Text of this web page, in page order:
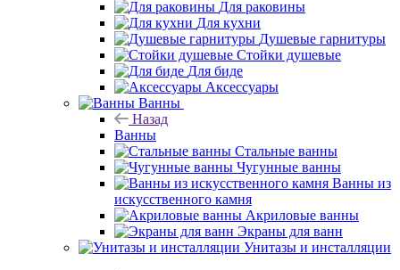
Для раковины
Для кухни
Душевые гарнитуры
Стойки душевые
Для биде
Аксессуары
Ванны
Назад
Ванны
Стальные ванны
Чугунные ванны
Ванны из
искусственного камня
Акриловые ванны
Экраны для ванн
Унитазы и инсталляции